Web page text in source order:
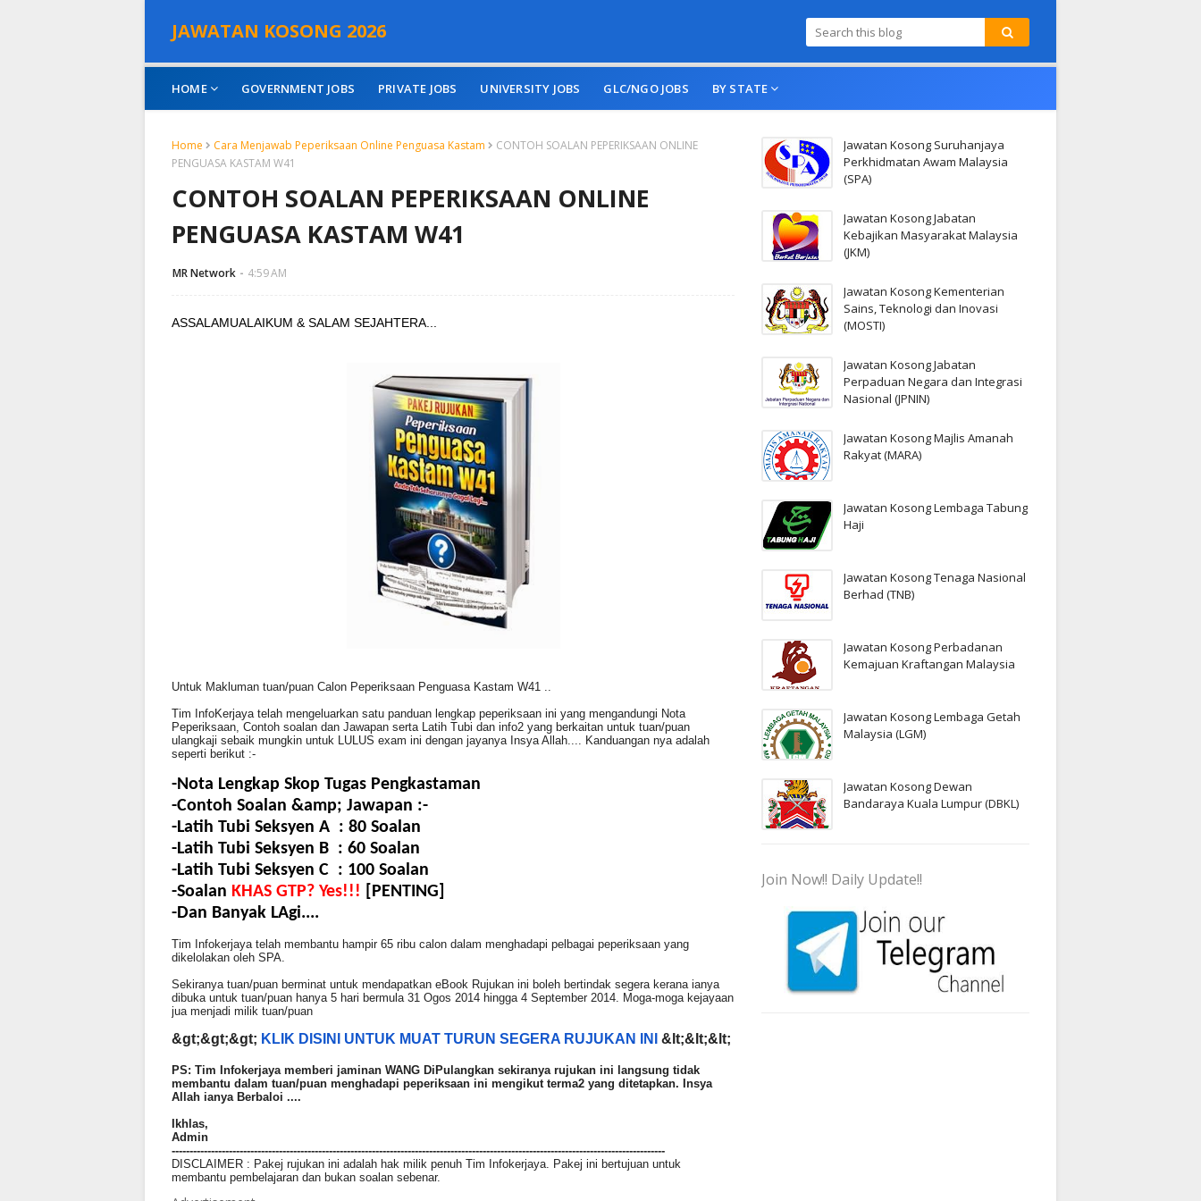
JAWATAN KOSONG 2026
HOME GOVERNMENT JOBS PRIVATE JOBS UNIVERSITY JOBS GLC/NGO JOBS BY STATE
Home Cara Menjawab Peperiksaan Online Penguasa Kastam
CONTOH SOALAN PEPERIKSAAN ONLINE
PENGUASA KASTAM W41
CONTOH SOALAN PEPERIKSAAN ONLINE
PENGUASA KASTAM W41
MR Network 4:59 AM
ASSALAMUALAIKUM & SALAM SEJAHTERA...
Untuk Makluman tuan/puan Calon Peperiksaan Penguasa Kastam W41 ..
Tim InfoKerjaya telah mengeluarkan satu panduan lengkap peperiksaan ini yang mengandungi Nota
Peperiksaan, Contoh soalan dan Jawapan serta Latih Tubi dan info2 yang berkaitan untuk tuan/puan
ulangkaji sebaik mungkin untuk LULUS exam ini dengan jayanya Insya Allah.... Kanduangan nya adalah
seperti berikut :-
-Nota Lengkap Skop Tugas Pengkastaman
-Contoh Soalan &amp; Jawapan :-
-Latih Tubi Seksyen A : 80 Soalan
-Latih Tubi Seksyen B : 60 Soalan
-Latih Tubi Seksyen C : 100 Soalan
-Soalan KHAS GTP? Yes!!! [PENTING]
-Dan Banyak LAgi....
Tim Infokerjaya telah membantu hampir 65 ribu calon dalam menghadapi pelbagai peperiksaan yang
dikelolakan oleh SPA.
Sekiranya tuan/puan berminat untuk mendapatkan eBook Rujukan ini boleh bertindak segera kerana ianya
dibuka untuk tuan/puan hanya 5 hari bermula 31 Ogos 2014 hingga 4 September 2014. Moga-moga kejayaan
jua menjadi milik tuan/puan
&gt;&gt;&gt; KLIK DISINI UNTUK MUAT TURUN SEGERA RUJUKAN INI &lt;&lt;&lt;
PS: Tim Infokerjaya memberi jaminan WANG DiPulangkan sekiranya rujukan ini langsung tidak
membantu dalam tuan/puan menghadapi peperiksaan ini mengikut terma2 yang ditetapkan. Insya
Allah ianya Berbaloi ....
Ikhlas,
Admin
------------------------------------------------------------------------------------------------------------------------------------------
DISCLAIMER : Pakej rujukan ini adalah hak milik penuh Tim Infokerjaya. Pakej ini bertujuan untuk
membantu pembelajaran dan bukan soalan sebenar.
Jawatan Kosong Suruhanjaya
Perkhidmatan Awam Malaysia
(SPA)
Jawatan Kosong Jabatan
Kebajikan Masyarakat Malaysia
(JKM)
Jawatan Kosong Kementerian
Sains, Teknologi dan Inovasi
(MOSTI)
Jawatan Kosong Jabatan
Perpaduan Negara dan Integrasi
Nasional (JPNIN)
Jawatan Kosong Majlis Amanah
Rakyat (MARA)
Jawatan Kosong Lembaga Tabung
Haji
Jawatan Kosong Tenaga Nasional
Berhad (TNB)
Jawatan Kosong Perbadanan
Kemajuan Kraftangan Malaysia
Jawatan Kosong Lembaga Getah
Malaysia (LGM)
Jawatan Kosong Dewan
Bandaraya Kuala Lumpur (DBKL)
Join Now!! Daily Update!!